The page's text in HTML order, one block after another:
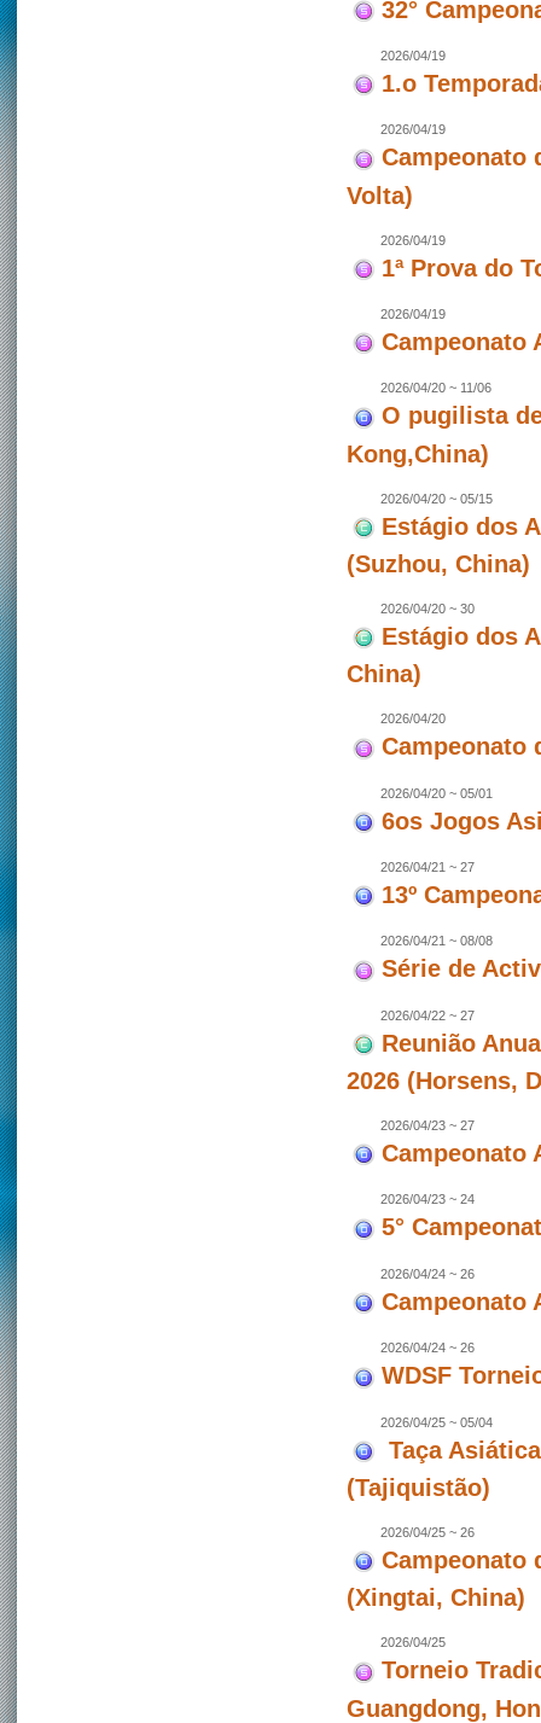
32°
2026/04/19
1.o
2026/04/19
Campeonato
Volta)
2026/04/19
1ª Prova do
2026/04/19
Campeonato
2026/04/20 ~ 11/06
O pugilista
Kong,China)
2026/04/20 ~ 05/15
Estágio dos
(Suzhou, China)
2026/04/20 ~ 30
Estágio dos
China)
2026/04/20
Campeonato
2026/04/20 ~ 05/01
6os Jogos
2026/04/21 ~ 27
13º
2026/04/21 ~ 08/08
Série de
2026/04/22 ~ 27
Reunião
2026 (Horsens,
2026/04/23 ~ 27
Campeonato
2026/04/23 ~ 24
5°
2026/04/24 ~ 26
Campeonato
2026/04/24 ~ 26
WDSF
2026/04/25 ~ 05/04
Taça
(Tajiquistão)
2026/04/25 ~ 26
Campeonato
(Xingtai, China)
2026/04/25
Torneio
Guangdong,